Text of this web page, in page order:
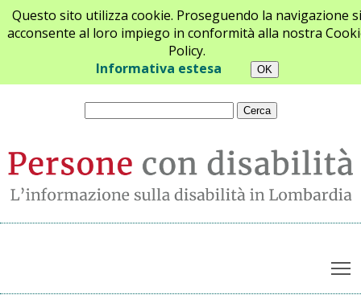
Questo sito utilizza cookie. Proseguendo la navigazione si
acconsente al loro impiego in conformità alla nostra
Policy.
Informativa estesa
Chi siamo Newsletter Contatti